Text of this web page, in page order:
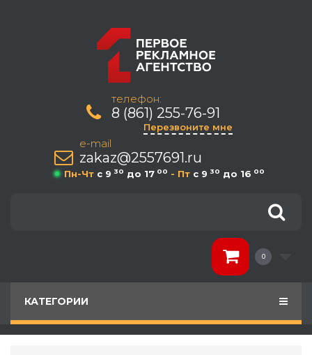
телефон:
8 (861) 255-76-91
Перезвоните мне
e-mail
zakaz@2557691.ru
Пн-Чт c 9 30 до 17 00 - Пт c 9 30 до 16 00
0
КАТЕГОРИИ